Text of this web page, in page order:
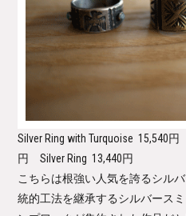
Silver Ring with Turquoise 15,540
円Silver Ring 13,440円
こちらは根強い人気を誇るシル
統的工法を継承するシルバース